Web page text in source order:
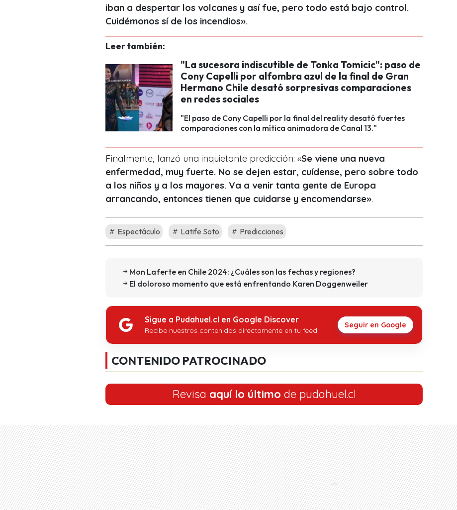
iban a despertar los volcanes y así fue, pero todo está bajo control.
Cuidémonos sí de los incendios».
Leer también:
"La sucesora indiscutible de Tonka Tomicic": paso de
Cony Capelli por alfombra azul de la final de Gran
Hermano Chile desató sorpresivas comparaciones
en redes sociales
"El paso de Cony Capelli por la final del reality desató fuertes
comparaciones con la mítica animadora de Canal 13."
Finalmente, lanzó una inquietante predicción: «Se viene una nueva
enfermedad, muy fuerte. No se dejen estar, cuídense, pero sobre todo
a los niños y a los mayores. Va a venir tanta gente de Europa
arrancando, entonces tienen que cuidarse y encomendarse».
Espectáculo Latife Soto Predicciones
Mon Laferte en Chile 2024: ¿Cuáles son las fechas y regiones?
El doloroso momento que está enfrentando Karen Doggenweiler
Sigue a Pudahuel.cl en Google Discover
Recibe nuestros contenidos directamente en tu feed.
Seguir en Google
CONTENIDO PATROCINADO
Revisa aquí lo último de pudahuel.cl